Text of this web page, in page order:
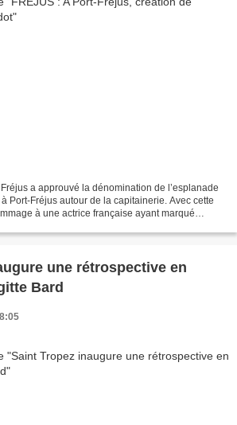
a approuvé la dénomination de l’esplanade
Port-Fréjus autour de la capitainerie. Avec cette
à une actrice française ayant marqué
une rétrospective en
Bard